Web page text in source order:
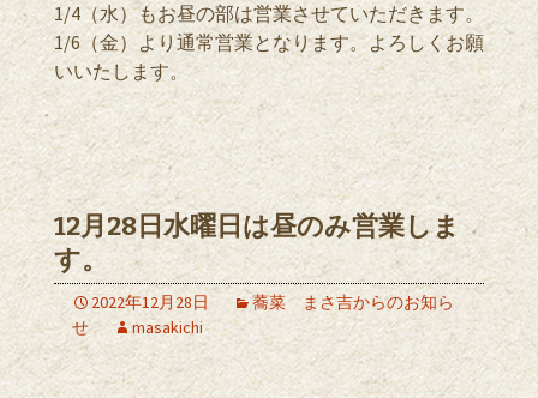
1/4（水）もお昼の部は営業させていただきます。
1/6（金）より通常営業となります。よろしくお願
いいたします。
12月28日水曜日は昼のみ営業しま
す。
2022年12月28日
蕎菜 まさ吉からのお知ら
せ
masakichi